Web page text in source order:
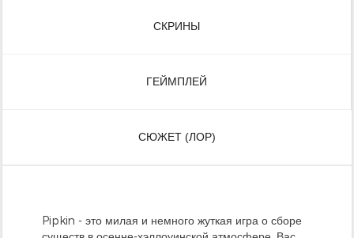
СКРИНЫ
ГЕЙМПЛЕЙ
СЮЖЕТ (ЛОР)
Pipkin - это милая и немного жуткая игра о сборе